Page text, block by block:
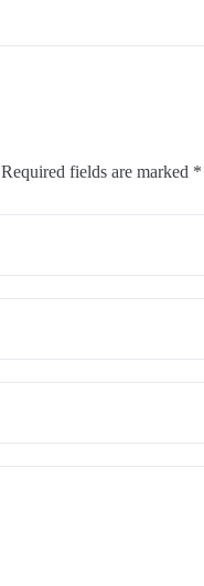
Required fields are marked *